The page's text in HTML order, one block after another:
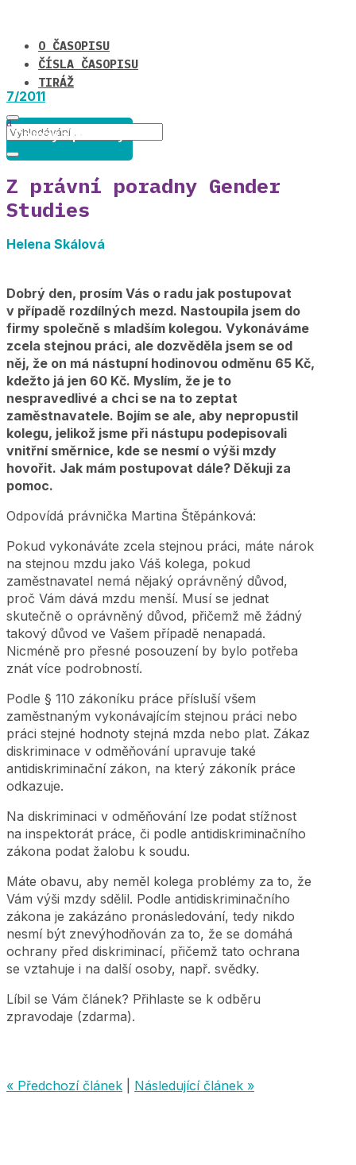
O ČASOPISU
ČÍSLA ČASOPISU
TIRÁŽ
7/2011
Dotazy z poradny
Z právní poradny Gender
Studies
Helena Skálová
Dobrý den, prosím Vás o radu jak postupovat
v případě rozdílných mezd. Nastoupila jsem do
firmy společně s mladším kolegou. Vykonáváme
zcela stejnou práci, ale dozvěděla jsem se od
něj, že on má nástupní hodinovou odměnu 65 Kč,
kdežto já jen 60 Kč. Myslím, že je to
nespravedlivé a chci se na to zeptat
zaměstnavatele. Bojím se ale, aby nepropustil
kolegu, jelikož jsme při nástupu podepisovali
vnitřní směrnice, kde se nesmí o výši mzdy
hovořit. Jak mám postupovat dále? Děkuji za
pomoc.
Odpovídá právnička Martina Štěpánková:
Pokud vykonáváte zcela stejnou práci, máte nárok
na stejnou mzdu jako Váš kolega, pokud
zaměstnavatel nemá nějaký oprávněný důvod,
proč Vám dává mzdu menší. Musí se jednat
skutečně o oprávněný důvod, přičemž mě žádný
takový důvod ve Vašem případě nenapadá.
Nicméně pro přesné posouzení by bylo potřeba
znát více podrobností.
Podle § 110 zákoníku práce přísluší všem
zaměstnaným vykonávajícím stejnou práci nebo
práci stejné hodnoty stejná mzda nebo plat. Zákaz
diskriminace v odměňování upravuje také
antidiskriminační zákon, na který zákoník práce
odkazuje.
Na diskriminaci v odměňování lze podat stížnost
na inspektorát práce, či podle antidiskriminačního
zákona podat žalobu k soudu.
Máte obavu, aby neměl kolega problémy za to, že
Vám výši mzdy sdělil. Podle antidiskriminačního
zákona je zakázáno pronásledování, tedy nikdo
nesmí být znevýhodňován za to, že se domáhá
ochrany před diskriminací, přičemž tato ochrana
se vztahuje i na další osoby, např. svědky.
Líbil se Vám článek? Přihlaste se k odběru
zpravodaje (zdarma).
« Předchozí článek Následující článek »